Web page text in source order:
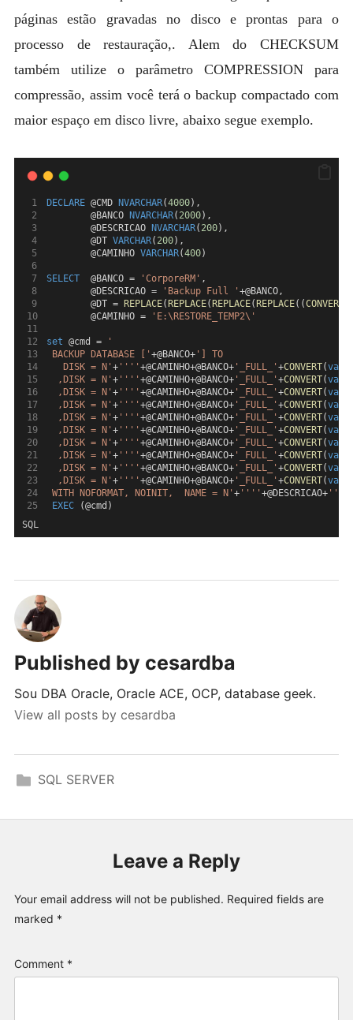
páginas estão gravadas no disco e prontas para o
processo de restauração,. Alem do CHECKSUM
também utilize o parâmetro COMPRESSION para
compressão, assim você terá o backup compactado com
maior espaço em disco livre, abaixo segue exemplo.
DECLARE @CMD NVARCHAR(4000),
        @BANCO
NVARCHAR( 2000),
        @DESCRICAO
NVARCHAR( 200),
        @DT
VARCHAR( 200),
        @CAMINHO
VARCHAR(400)
SELECT
  @BANCO =
'CorporeRM' ,
        @DESCRICAO =
'Backup Full '+@BANCO,
        @DT =
REPLACE( REPLACE( REPLACE( REPLACE((CONVERT
        @CAMINHO =
'E:\RESTORE_TEMP2\'
set @cmd =
'
BACKUP DATABASE ['+@BANCO+ '] TO
   DISK = N'
+ ''''+@CAMINHO+@BANCO+ '_FULL_'+CONVERT(
  ,DISK = N'
+ ''''+@CAMINHO+@BANCO+ '_FULL_'+CONVERT(
  ,DISK = N'
+ ''''+@CAMINHO+@BANCO+ '_FULL_'+CONVERT(
  ,DISK = N'
+ ''''+@CAMINHO+@BANCO+ '_FULL_'+CONVERT(
  ,DISK = N'
+ ''''+@CAMINHO+@BANCO+ '_FULL_'+CONVERT(
  ,DISK = N'
+ ''''+@CAMINHO+@BANCO+ '_FULL_'+CONVERT(
  ,DISK = N'
+ ''''+@CAMINHO+@BANCO+ '_FULL_'+CONVERT(
  ,DISK = N'
+ ''''+@CAMINHO+@BANCO+ '_FULL_'+CONVERT(
  ,DISK = N'
+ ''''+@CAMINHO+@BANCO+ '_FULL_'+CONVERT(
  ,DISK = N'
+ ''''+@CAMINHO+@BANCO+ '_FULL_'+CONVERT(
WITH NOFORMAT, NOINIT,  NAME = N'+ ''''+@DESCRICAO+ ''''
EXEC (@cmd)
SQL
Published by cesardba
Sou DBA Oracle, Oracle ACE, OCP, database geek.
View all posts by cesardba
SQL SERVER
Leave a Reply
Your email address will not be published. Required fields are
marked *
Comment *